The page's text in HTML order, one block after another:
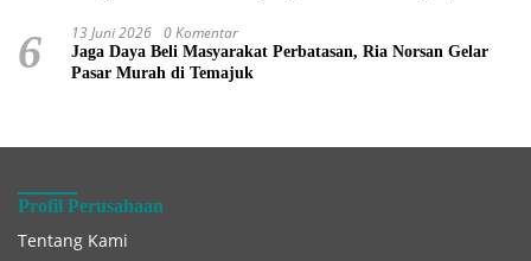
6 13 Juni 2026 0 Komentar
Jaga Daya Beli Masyarakat Perbatasan, Ria Norsan Gelar
Pasar Murah di Temajuk
Profil Perusahaan
Tentang Kami